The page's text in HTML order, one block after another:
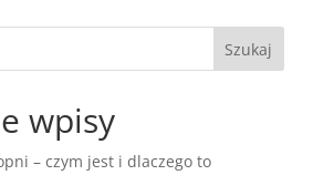
wpisy
– czym jest i dlaczego to